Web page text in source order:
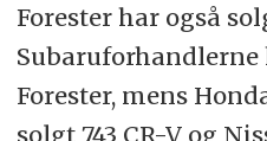
Forester har også
Subaruforhandlerne
Forester, mens
solgt 743 CR-V og